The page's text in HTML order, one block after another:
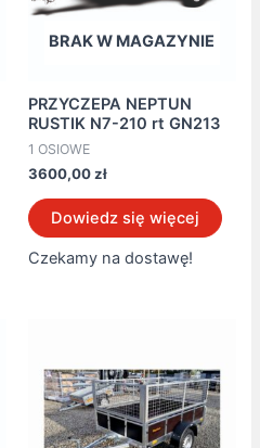
BRAK W MAGAZYNIE
PRZYCZEPA NEPTUN
RUSTIK N7-210 rt GN213
1 OSIOWE
3600,00zł
Dowiedz się więcej
Czekamy na dostawę!